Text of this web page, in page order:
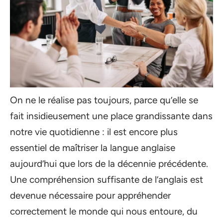
On ne le réalise pas toujours, parce qu’elle se
fait insidieusement une place grandissante dans
notre vie quotidienne : il est encore plus
essentiel de maîtriser la langue anglaise
aujourd’hui que lors de la décennie précédente.
Une compréhension suffisante de l’anglais est
devenue nécessaire pour appréhender
correctement le monde qui nous entoure, du